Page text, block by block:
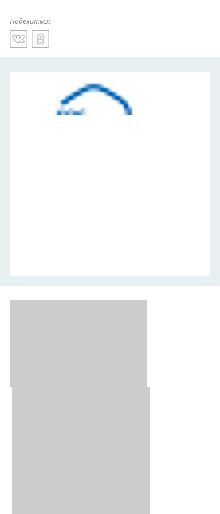
Поделиться: